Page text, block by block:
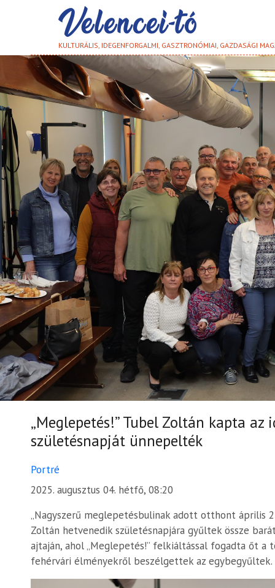
KULTURÁLIS, IDEGENFORGALMI, GASZTRONÓMIAI, GAZDASÁGI
„Meglepetés!” Tubel Zoltán kapta
születésnapját ünnepelték
Portré
2025. augusztus 04. hétfő, 08:20
„Nagyszerű meglepetésbulinak adott otthont április
Zoltán hetvenedik születésnapjára gyűltek össze
ajtaján, ahol „Meglepetés!” felkiáltással fogadta őt
fehérvári élményekről beszélgettek az egybegyűltek.